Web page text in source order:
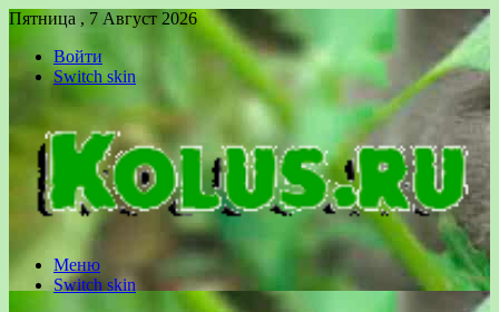
Пятница , 7 Август 2026
Войти
Switch skin
Меню
Switch skin